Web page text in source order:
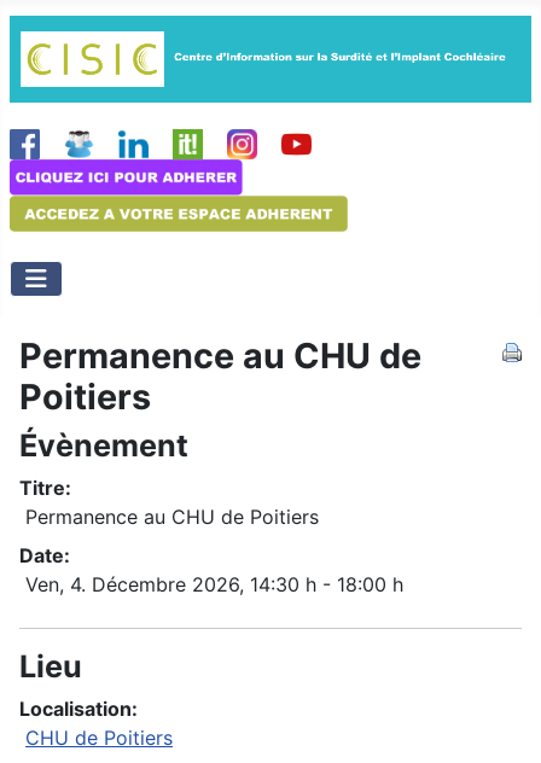
Permanence au CHU de
Poitiers
Évènement
Titre:
Permanence au CHU de Poitiers
Date:
Ven, 4. Décembre 2026, 14:30 h - 18:00 h
Lieu
Localisation:
CHU de Poitiers